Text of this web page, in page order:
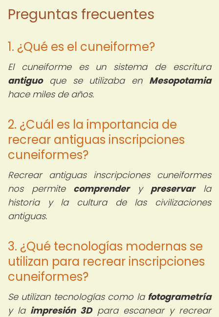
Preguntas frecuentes
1. ¿Qué es el cuneiforme?
El cuneiforme es un sistema de escritura
antiguoque se utilizaba en Mesopotamia
hace miles de años.
2. ¿Cuál es la importancia de
recrear antiguas inscripciones
cuneiformes?
Recrear antiguas inscripciones cuneiformes
nos permite comprendery preservarla
historia y la cultura de las civilizaciones
antiguas.
3. ¿Qué tecnologías modernas se
utilizan para recrear inscripciones
cuneiformes?
Se utilizan tecnologías como la fotogrametría
y la impresión 3Dpara escanear y recrear